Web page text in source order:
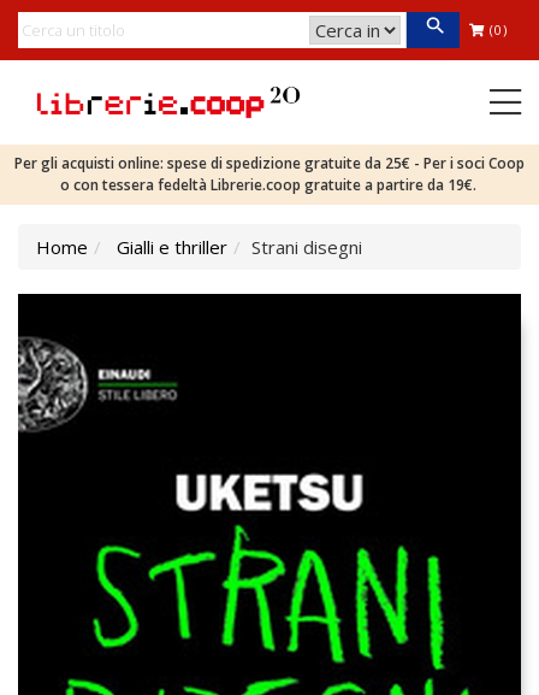
(0)
Per gli acquisti online: spese di spedizione gratuite da 25€ - Per i soci Coop
o con tessera fedeltà Librerie.coop gratuite a partire da 19€.
Home Gialli e thriller Strani disegni